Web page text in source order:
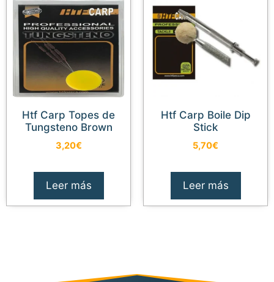
Htf Carp Topes de
Tungsteno Brown
3,20€
Leer más
Htf Carp Boile Dip
Stick
5,70€
Leer más